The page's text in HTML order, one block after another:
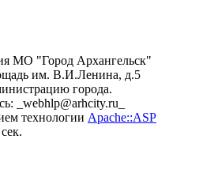
МО "Город Архангельск"
им. В.И.Ленина, д.5
города.
_webhlp@arhcity.ru_
технологии Apache::ASP